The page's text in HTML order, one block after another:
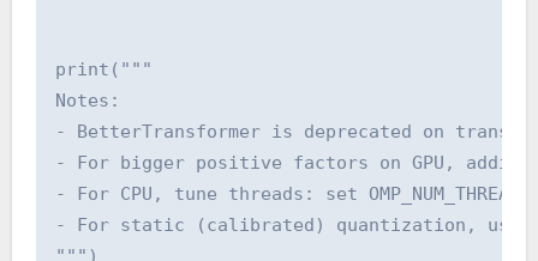
print("""
Notes:
- BetterTransformer is deprecated on
- For bigger positive factors on GPU,
- For CPU, tune threads: set
- For static (calibrated) quantization, use
""")